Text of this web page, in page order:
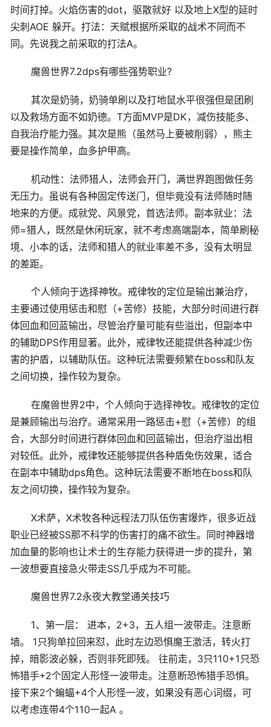
时间打掉。火焰伤害的dot，驱散就好 以及地上X型的延时
尖刺AOE 躲开。打法：天赋根据所采取的战术不同而不
同。先说我之前采取的打法A。
魔兽世界7.2dps有哪些强势职业?
其次是奶骑，奶骑单刷以及打地鼠水平很强但是团刷
以及救场方面不如奶德。T方面MVP是DK，减伤技能多、
自我治疗能力强。其次是熊（虽然马上要被削弱），熊主
要是操作简单，血多护甲高。
机动性：法师猎人，法师会开门，满世界跑图做任务
无压力。虽说有各种固定传送门，但毕竟没有法师随时随
地来的方便。成就党、风景党，首选法师。副本就业：法
师=猎人，既然是休闲玩家，就不考虑高端副本，简单刷秘
境、小本的话，法师和猎人的就业率差不多，没有太明显
的差距。
个人倾向于选择神牧。戒律牧的定位是输出兼治疗，
主要通过使用惩击和慰（+苦修）技能，大部分时间进行群
体回血和回蓝输出，尽管治疗量可能有些溢出，但副本中
的辅助DPS作用显著。此外，戒律牧还能提供各种减少伤
害的护盾，以辅助队伍。这种玩法需要频繁在boss和队友
之间切换，操作较为复杂。
在魔兽世界2中，个人倾向于选择神牧。戒律牧的定位
是兼顾输出与治疗。通常采用一路惩击+慰（+苦修）的组
合，大部分时间进行群体回血和回蓝输出，但治疗溢出相
对较低。此外，戒律牧还能够提供各种盾免伤效果，适合
在副本中辅助dps角色。这种玩法需要不断地在boss和队
友之间切换，操作较为复杂。
X术萨，X术牧各种远程法刀队伍伤害爆炸，很多近战
职业已经被SS那不科学的伤害打的痛不欲生。同时神器增
加血量的影响也让术士的生存能力获得进一步的提升，第
一波想要直接急火带走SS几乎成为不可能。
魔兽世界7.2永夜大教堂通关技巧
1、第一层： 进本，2+3，五人组一波带走。注意断
墙。 1只狗单拉回来怼，此时左边恐惧魔王激活，转火打
掉，暗影波必躲，否则非死即残。 往前走，3只110+1只恐
怖猎手+2个固定人形怪一波带走。注意断恐怖猎手恐惧。
接下来2个蝙蝠+4个人形怪一波，如果没有恶心词缀，可
以考虑连带4个110一起A 。